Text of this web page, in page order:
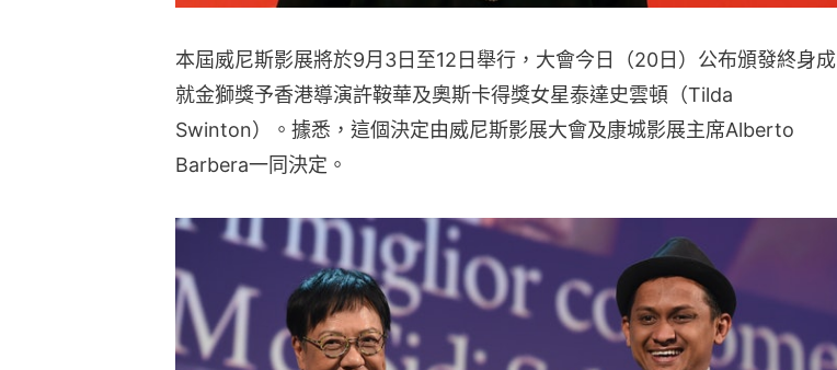
本屆威尼斯影展將於9月3日至12日舉行，大會今日（20日）公布頒發終身成
就金獅獎予香港導演許鞍華及奧斯卡得獎女星泰達史雲頓（Tilda
Swinton）。據悉，這個決定由威尼斯影展大會及康城影展主席Alberto
Barbera一同決定。